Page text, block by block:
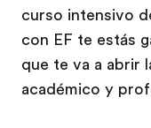
curso intensivo
con EF te estás
que te va a abrir
académico y